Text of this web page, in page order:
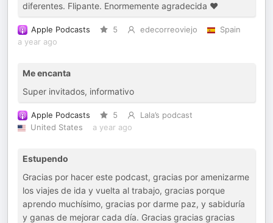
diferentes. Flipante. Enormemente agradecida ♥️
Apple Podcasts 5 edecorreoviejo
Spain
a year ago
Me encanta
Super invitados, informativo
Apple Podcasts 5
Lala’s podcast
United States
a year ago
Estupendo
Gracias por hacer este podcast, gracias por amenizarme
los viajes de ida y vuelta al trabajo, gracias porque
aprendo muchísimo, gracias por darme paz, y sabiduría
y ganas de mejorar cada día. Gracias gracias gracias